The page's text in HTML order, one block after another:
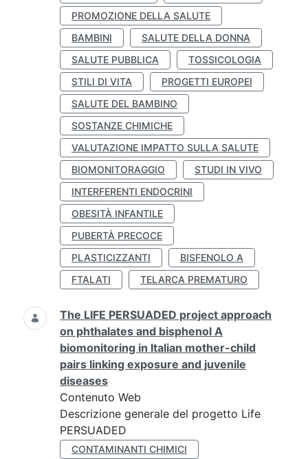
PROMOZIONE DELLA SALUTE
BAMBINI
SALUTE DELLA DONNA
SALUTE PUBBLICA
TOSSICOLOGIA
STILI DI VITA
PROGETTI EUROPEI
SALUTE DEL BAMBINO
SOSTANZE CHIMICHE
VALUTAZIONE IMPATTO SULLA SALUTE
BIOMONITORAGGIO
STUDI IN VIVO
INTERFERENTI ENDOCRINI
OBESITÀ INFANTILE
PUBERTÀ PRECOCE
PLASTICIZZANTI
BISFENOLO A
FTALATI
TELARCA PREMATURO
The LIFE PERSUADED project approach
on phthalates and bisphenol A
biomonitoring in Italian mother-child
pairs linking exposure and juvenile
diseases
Contenuto Web
Descrizione generale del progetto Life
PERSUADED
CONTAMINANTI CHIMICI